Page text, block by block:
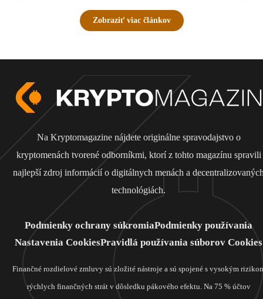
Zobraziť viac článkov
Na Kryptomagazine nájdete originálne spravodajstvo o
kryptomenách tvorené odborníkmi, ktorí z tohto magazínu spravili
najlepší zdroj informácií o digitálnych menách a
technológiách.
Podmienky ochrany súkromiaPodmienky používania
Nastavenia CookiesPravidlá používania súborov Cookies
Finančné rozdielové zmluvy sú zložité nástroje a sú spojené s vysokým
rýchlych finančných strát v dôsledku pákového efektu. Na 75 % účtov